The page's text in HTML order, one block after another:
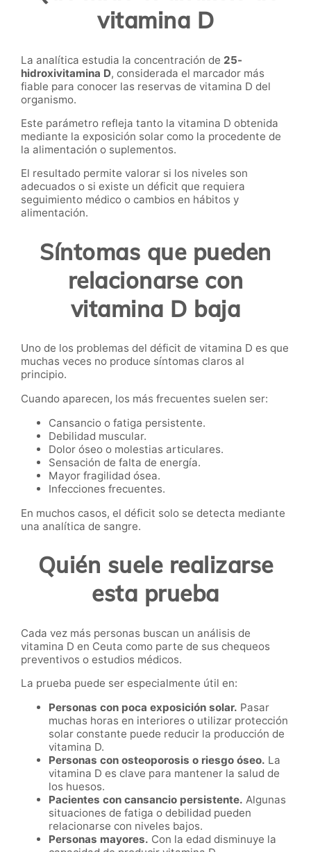
vitamina D
La analítica estudia la concentración de 25-
hidroxivitamina D, considerada el marcador más
fiable para conocer las reservas de vitamina D del
organismo.
Este parámetro refleja tanto la vitamina D obtenida
mediante la exposición solar como la procedente de
la alimentación o suplementos.
El resultado permite valorar si los niveles son
adecuados o si existe un déficit que requiera
seguimiento médico o cambios en hábitos y
alimentación.
Síntomas que pueden
relacionarse con
vitamina D baja
Uno de los problemas del déficit de vitamina D es que
muchas veces no produce síntomas claros al
principio.
Cuando aparecen, los más frecuentes suelen ser:
Cansancio o fatiga persistente.
Debilidad muscular.
Dolor óseo o molestias articulares.
Sensación de falta de energía.
Mayor fragilidad ósea.
Infecciones frecuentes.
En muchos casos, el déficit solo se detecta mediante
una analítica de sangre.
Quién suele realizarse
esta prueba
Cada vez más personas buscan un análisis de
vitamina D en Ceuta como parte de sus chequeos
preventivos o estudios médicos.
La prueba puede ser especialmente útil en:
Personas con poca exposición solar. Pasar
muchas horas en interiores o utilizar protección
solar constante puede reducir la producción de
vitamina D.
Personas con osteoporosis o riesgo óseo. La
vitamina D es clave para mantener la salud de
los huesos.
Pacientes con cansancio persistente. Algunas
situaciones de fatiga o debilidad pueden
relacionarse con niveles bajos.
Personas mayores. Con la edad disminuye la